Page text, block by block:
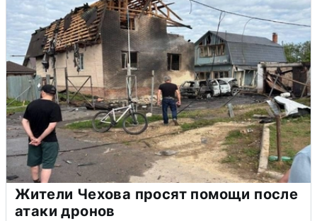
Жители Чехова просят помощи после
атаки дронов